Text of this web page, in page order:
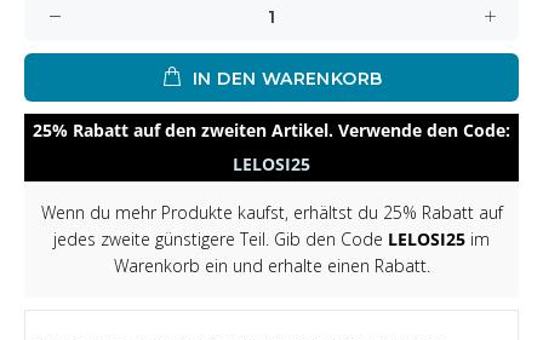
IN DEN WARENKORB
25% Rabatt auf den zweiten Artikel. Verwende den Code:
LELOSI25
Wenn du mehr Produkte kaufst, erhältst du 25% Rabatt auf
jedes zweite günstigere Teil. Gib den Code LELOSI25 im
Warenkorb ein und erhalte einen Rabatt.